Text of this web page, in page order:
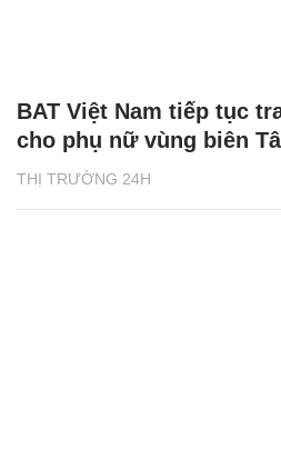
THỊ TRƯỜNG 24H
BAT Việt Nam tiếp tục
cho phụ nữ vùng biên